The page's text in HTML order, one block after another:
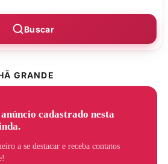
Buscar
GRANDE
cadastrado nesta
a se destacar e receba contatos